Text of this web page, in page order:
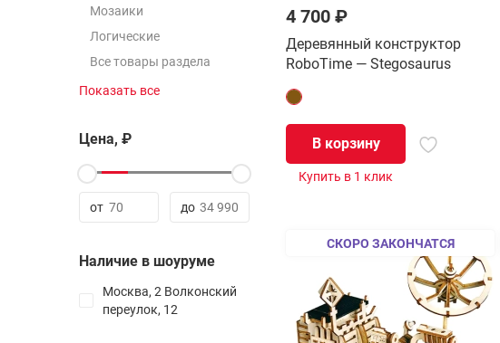
Мозаики
Логические
Все товары раздела
5x5
6x6
8x8 - 21x21
Показать все
Цена, ₽
от до
Наличие в шоуруме
Москва, 2 Волконский
переулок, 12
4 700 ₽
Деревянный конструктор
RoboTime — Stegosaurus
В корзину
Купить в 1 клик
СКОРО ЗАКОНЧАТСЯ